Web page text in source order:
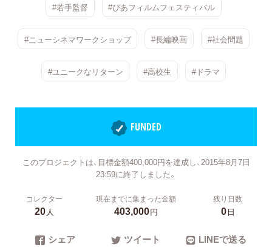
#若手監督 #ぴあフィルムフェスティバル
#ニューシネマワークショップ #長編映画 #社会問題
#ユニークなリターン #高校生 #ドラマ
FUNDED
このプロジェクトは、目標金額400,000円を達成し、2015年8月7日
23:59に終了しました。
コレクター
20人
現在までに集まった金額
403,000円
残り日数
0日
シェア ツイート LINEで送る